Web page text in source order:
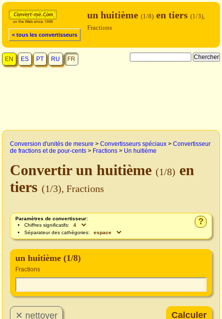
< tous les convertisseurs
un huitième (1/8) en tiers (1/3),
Fractions
EN ES PT RU FR
Conversion d'unités de mesure > Convertisseurs spéciaux > Convertisseur
de fractions et de pour-cents > Fractions > Un huitième
Convertir un huitième (1/8) en
tiers (1/3), Fractions
?
Paramètres de convertisseur:
Chiffres significatifs:
Séparateur des cathégories:
un huitième (1/8)
Fractions